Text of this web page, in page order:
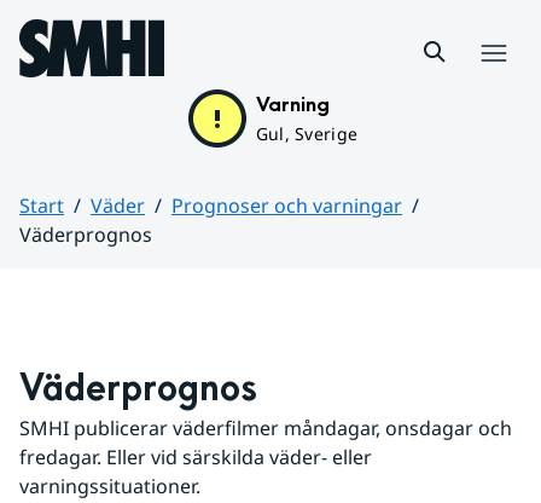
Hoppa till sidans innehåll
Varning
Gul, Sverige
Start Väder
Prognoser och varningar
Väderprognos
Väderprognos
SMHI publicerar väderfilmer måndagar, onsdagar och
fredagar. Eller vid särskilda väder- eller
varningssituationer.